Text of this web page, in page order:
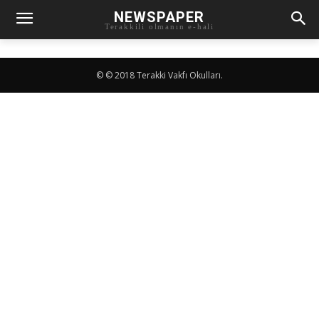
NEWSPAPER
Terakkili olmanın e-hali
© © 2018 Terakki Vakfı Okulları.